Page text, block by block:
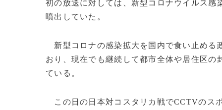
初の放送に対しては、新型コロナウイルス
噴出していた。
新型コロナの感染拡大を国内で食い止める
おり、現在でも継続して都市全体や居住区
ている。
この日の日本対コスタリカ戦でCCTVのス